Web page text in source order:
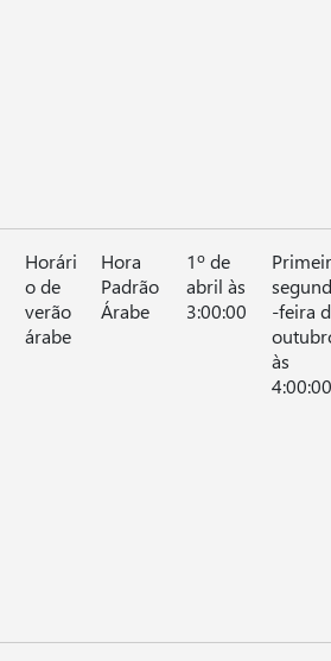
Horári
o de
verão
árabe
Hora
Padrão
Árabe
1º de
abril às
3:00:00
-feira
às
4:00:00